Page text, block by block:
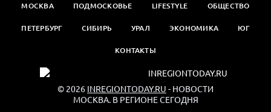
МОСКВА ПОДМОСКОВЬЕ LIFESTYLE ОБЩЕСТВО
ПЕТЕРБУРГ СИБИРЬ УРАЛ ЭКОНОМИКА ЮГ
КОНТАКТЫ
© 2026 INREGIONTODAY.RU - НОВОСТИ
МОСКВА. В РЕГИОНЕ СЕГОДНЯ